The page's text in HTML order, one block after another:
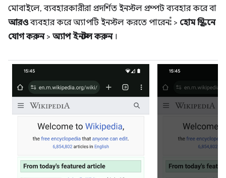
মোবাইলে, ব্যবহারকারীরা প্রদর্শিত ইনস্টল প্রম্পট ব্যবহার করে বা
আরওব্যবহার করে অ্যাপটি ইনস্টল করতে পারেন > হোম স্ক্রিনে
যোগ করুন> অ্যাপ ইনস্টল করুন।